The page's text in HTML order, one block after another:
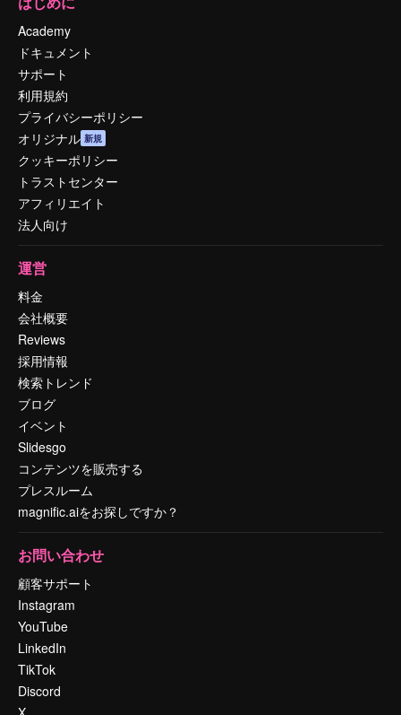
Academy
ドキュメント
サポート
利用規約
プライバシーポリシー
オリジナル 新規
クッキーポリシー
トラストセンター
アフィリエイト
法人向け
運営
料金
会社概要
Reviews
採用情報
検索トレンド
ブログ
イベント
Slidesgo
コンテンツを販売する
プレスルーム
magnific.aiをお探しですか？
お問い合わせ
顧客サポート
Instagram
YouTube
LinkedIn
TikTok
Discord